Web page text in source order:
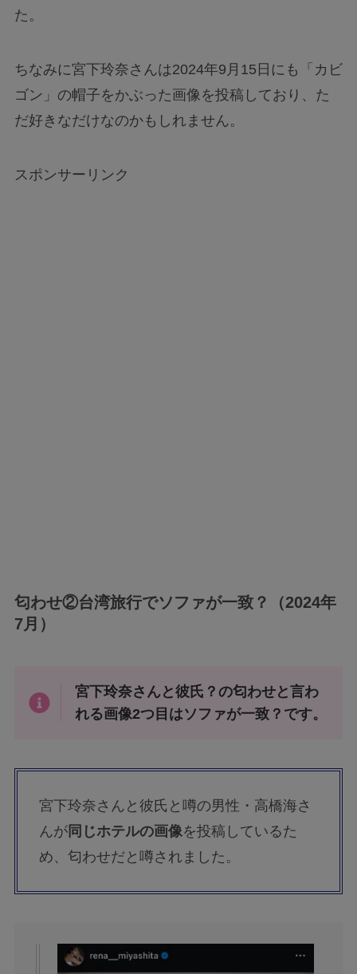
た。
ちなみに宮下玲奈さんは2024年9月15日にも「カビ
ゴン」の帽子をかぶった画像を投稿しており、た
だ好きなだけなのかもしれません。
スポンサーリンク
匂わせ②台湾旅行でソファが一致？（2024年
7月）
宮下玲奈さんと彼氏？の匂わせと言わ
れる画像2つ目はソファが一致？です。
宮下玲奈さんと彼氏と噂の男性・高橋海さ
んが同じホテルの画像を投稿しているた
め、匂わせだと噂されました。